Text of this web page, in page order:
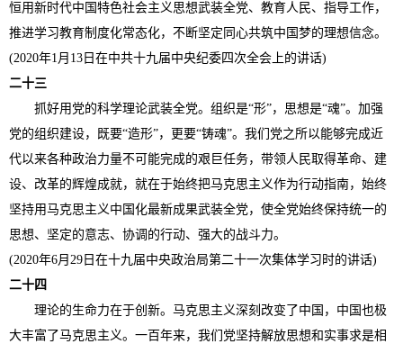
恒用新时代中国特色社会主义思想武装全党、教育人民、指导工作，
推进学习教育制度化常态化，不断坚定同心共筑中国梦的理想信念。
(2020年1月13日在中共十九届中央纪委四次全会上的讲话)
二十三
抓好用党的科学理论武装全党。组织是“形”，思想是“魂”。加强
党的组织建设，既要“造形”，更要“铸魂”。我们党之所以能够完成近
代以来各种政治力量不可能完成的艰巨任务，带领人民取得革命、建
设、改革的辉煌成就，就在于始终把马克思主义作为行动指南，始终
坚持用马克思主义中国化最新成果武装全党，使全党始终保持统一的
思想、坚定的意志、协调的行动、强大的战斗力。
(2020年6月29日在十九届中央政治局第二十一次集体学习时的讲话)
二十四
理论的生命力在于创新。马克思主义深刻改变了中国，中国也极
大丰富了马克思主义。一百年来，我们党坚持解放思想和实事求是相